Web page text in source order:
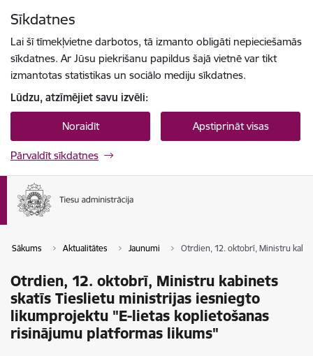
Sīkdatnes
Lai šī tīmekļvietne darbotos, tā izmanto obligāti nepieciešamās
sīkdatnes. Ar Jūsu piekrišanu papildus šajā vietnē var tikt
izmantotas statistikas un sociālo mediju sīkdatnes.
Lūdzu, atzīmējiet savu izvēli:
Noraidīt Apstiprināt visas
Pārvaldīt sīkdatnes
Sākums Aktualitātes Jaunumi Otrdien, 12. oktobrī, Ministru
Otrdien, 12. oktobrī, Ministru kabinets
skatīs Tieslietu ministrijas iesniegto
likumprojektu "E-lietas koplietošanas
risinājumu platformas likums"